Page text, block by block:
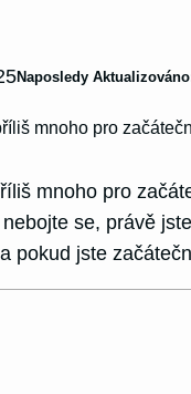
Naposledy
mnoho pro
se, právě
pokud jste